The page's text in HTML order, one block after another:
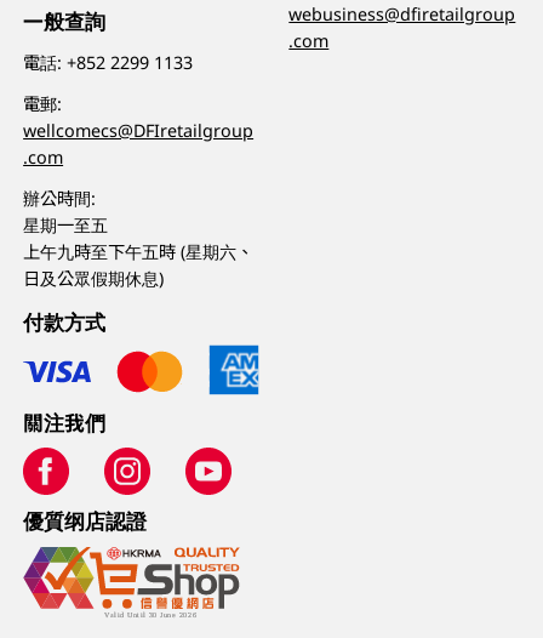
一般查詢
電話:+852 2299 1133
電郵:
wellcomecs@DFIretailgroup
.com
辦公時間:
星期一至五
上午九時至下午五時 (星期六、
日及公眾假期休息)
webusiness@dfiretailgroup
.com
付款方式
關注我們
優質纲店認證